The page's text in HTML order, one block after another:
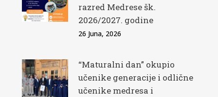
razred Medrese šk.
2026/2027. godine
26 Juna, 2026
“Maturalni dan” okupio
učenike generacije i odlične
učenike medresa i